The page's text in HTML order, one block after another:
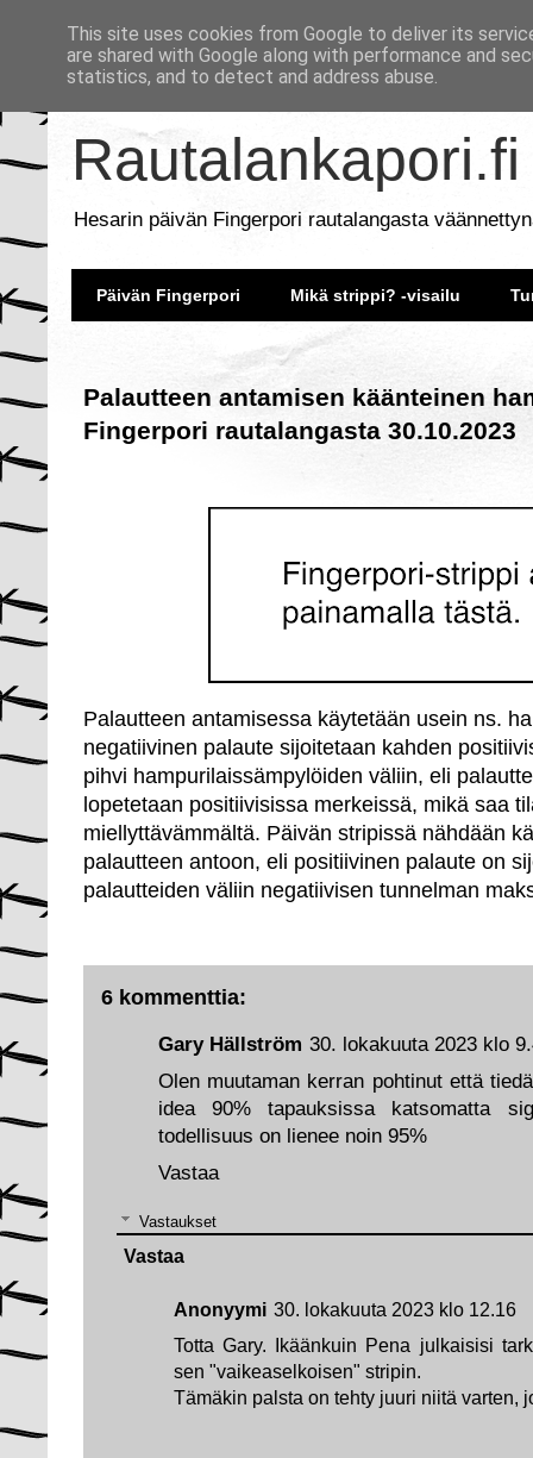
Rautalankapori.fi
Hesarin päivän Fingerpori rautalangasta
Päivän Fingerpori Mikä strippi? -visailu
Palautteen antamisen käänteinen
Fingerpori rautalangasta 30.10.2023
Palautteen antamisessa käytetään usein ns.
negatiivinen palaute sijoitetaan kahden
pihvi hampurilaissämpylöiden väliin, eli
lopetetaan positiivisissa merkeissä, mikä saa
miellyttävämmältä. Päivän stripissä nähdään
palautteen antoon, eli positiivinen palaute on
palautteiden väliin negatiivisen tunnelman
6 kommenttia:
Gary Hällström 30. lokakuuta 2023 klo
Olen muutaman kerran pohtinut että
idea 90% tapauksissa katsomatta
todellisuus on lienee noin 95%
Vastaa
Vastaukset
Anonyymi 30. lokakuuta 2023 klo 12.16
Totta Gary. Ikäänkuin Pena julkaisisi
sen "vaikeaselkoisen" stripin.
Tämäkin palsta on tehty juuri niitä varten,
Vastaa
This site uses cookies from Google to deliver its
are shared with Google along with performance and
statistics, and to detect and address abuse.